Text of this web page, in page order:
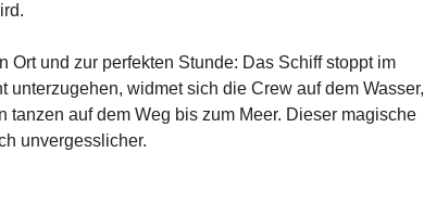
Ort und zur perfekten Stunde: Das Schiff stoppt im
widmet sich die Crew auf dem Wasser,
auf dem Weg bis zum Meer. Dieser magische
unvergesslicher.